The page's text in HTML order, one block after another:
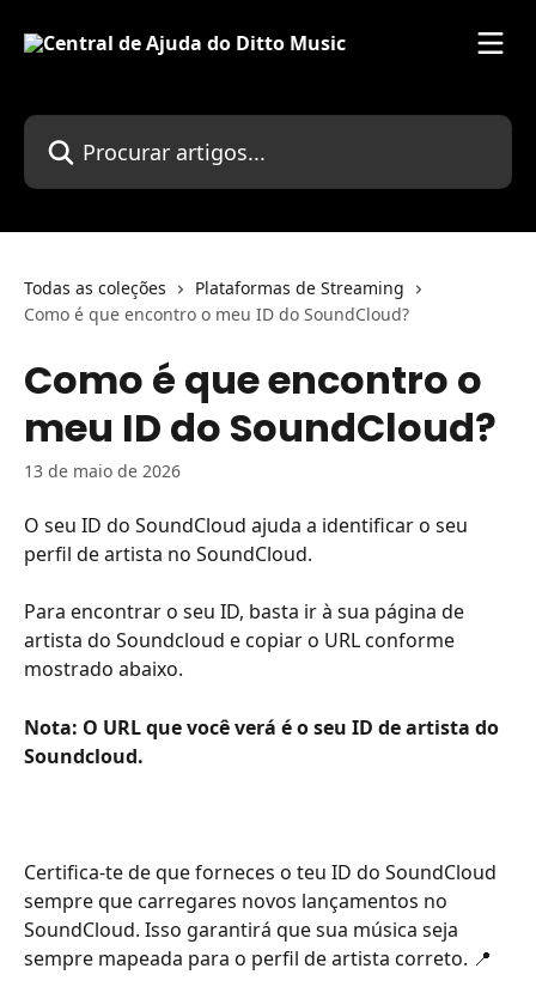
Procurar artigos...
Todas as coleções
Plataformas de Streaming
Como é que encontro o meu ID do SoundCloud?
Como é que encontro o
meu ID do SoundCloud?
13 de maio de 2026
O seu ID do SoundCloud ajuda a identificar o seu
perfil de artista no SoundCloud.
Para encontrar o seu ID, basta ir à sua página de
artista do Soundcloud e copiar o URL conforme
mostrado abaixo.
Nota: O URL que você verá é o seu ID de artista do
Soundcloud.
Certifica-te de que forneces o teu ID do SoundCloud
sempre que carregares novos lançamentos no
SoundCloud. Isso garantirá que sua música seja
sempre mapeada para o perfil de artista correto. 📍